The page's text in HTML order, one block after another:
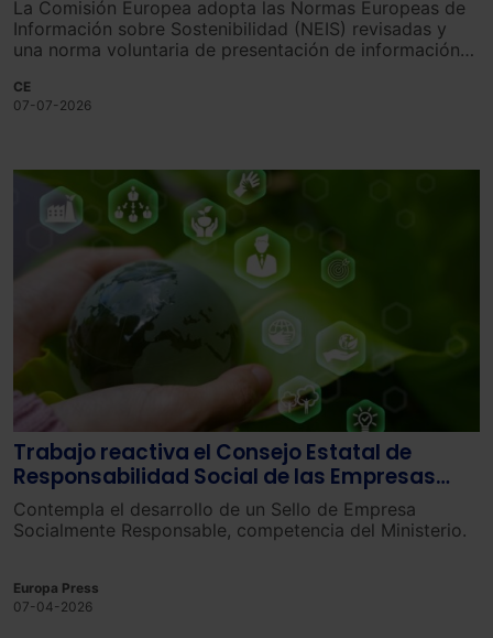
empresas de la UE
La Comisión Europea adopta las Normas Europeas de
Información sobre Sostenibilidad (NEIS) revisadas y
una norma voluntaria de presentación de información
CE
07-07-2026
Trabajo reactiva el Consejo Estatal de
Responsabilidad Social de las Empresas
tras más de diez años inactivo
Contempla el desarrollo de un Sello de Empresa
Socialmente Responsable, competencia del Ministerio.
Europa Press
07-04-2026